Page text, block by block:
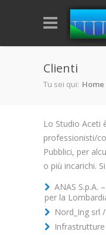
Salta al contenuto
Clienti
Tu sei qui: Home
Lo Studio Aceti
professionisti/
Pubblici, per
o più incarichi.
ANAS S.p.A.
per la
Nord_Ing srl
Infrastrutture